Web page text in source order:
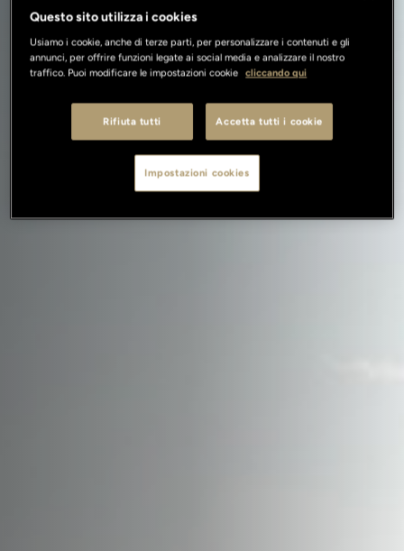
Questo sito utilizza i cookies
Usiamo i cookie, anche di terze parti, per personalizzare i contenuti e gli
annunci, per offrire funzioni legate ai social media e analizzare il nostro
traffico. Puoi modificare le impostazioni cookie cliccando qui
Rifiuta tutti Accetta tutti i cookie
Impostazioni cookies